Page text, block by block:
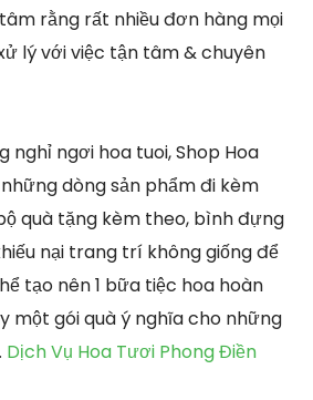
rằng rất nhiều đơn hàng mọi
lý với việc tận tâm & chuyên
nghỉ ngơi hoa tuoi, Shop Hoa
dòng sản phẩm đi kèm
quà tặng kèm theo, bình đựng
nại trang trí không giống để
tạo nên 1 bữa tiệc hoa hoàn
một gói quà ý nghĩa cho những
Dịch Vụ Hoa Tươi Phong Điền